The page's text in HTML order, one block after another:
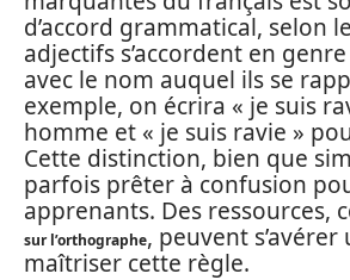
d’accord grammatical, selon
adjectifs s’accordent en
avec le nom auquel ils se
exemple, on écrira « je suis
homme et « je suis ravie »
Cette distinction, bien que
parfois prêter à confusion
apprenants. Des ressources,
sur l’orthographe, peuvent
maîtriser cette règle.